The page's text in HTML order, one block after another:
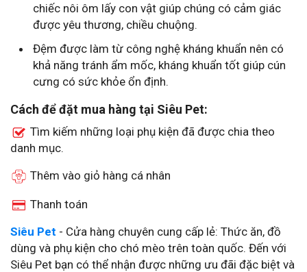
chiếc nôi ôm lấy con vật giúp chúng có cảm giác
được yêu thương, chiều chuộng.
Đệm được làm từ công nghệ kháng khuẩn nên có
khả năng tránh ẩm mốc, kháng khuẩn tốt giúp cún
cưng có sức khỏe ổn định.
Cách để đặt mua hàng tại Siêu Pet:
Tìm kiếm những loại phụ kiện đã được chia theo
danh mục.
Thêm vào giỏ hàng cá nhân
Thanh toán
Siêu Pet - Cửa hàng chuyên cung cấp lẻ: Thức ăn, đồ
dùng và phụ kiện cho chó mèo trên toàn quốc. Đến với
Siêu Pet bạn có thể nhận được những ưu đãi đặc biệt và